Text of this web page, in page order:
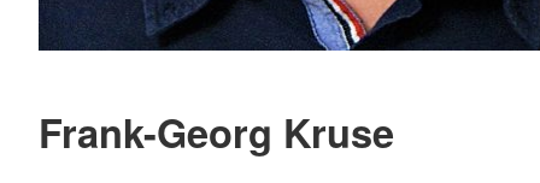
Frank-Georg Kruse